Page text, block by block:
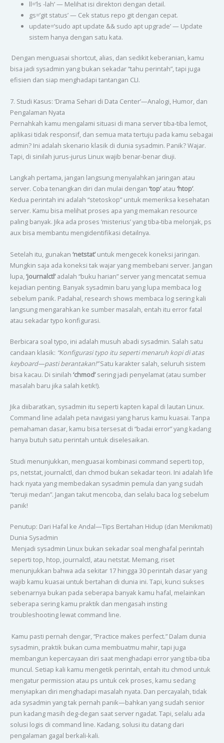
ll=’ls -lah’ — Melihat isi direktori dengan detail.
gs=’git status’ — Cek status repo git dengan cepat.
update=’sudo apt update && sudo apt upgrade’ — Update
sistem hanya dengan satu kata.
Dengan menguasai shortcut, alias, dan sedikit keberanian, kamu
bisa jadi sysadmin yang bukan sekadar “tahu perintah”, tapi juga
efisien dan siap menghadapi tantangan CLI.
7. Studi Kasus: ‘Drama Sehari di Data Center’—Analogi, Humor, dan
Pengalaman Nyata
Pernahkah kamu mengalami situasi di mana server tiba-tiba lemot,
aplikasi tidak responsif, dan semua mata tertuju pada kamu sebagai
admin? Ini adalah skenario klasik di dunia sysadmin. Panik? Wajar.
Tapi, di sinilah jurus-jurus Linux wajib benar-benar diuji.
Langkah pertama, jangan langsung menyalahkan jaringan atau
server. Coba tenangkan diri dan mulai dengan ‘top’atau ‘htop’.
Kedua perintah ini adalah “stetoskop” untuk memeriksa kesehatan
server. Kamu bisa melihat proses apa yang memakan resource
paling banyak. Jika ada proses ‘misterius’ yang tiba-tiba melonjak, ps
aux bisa membantu mengidentifikasi detailnya.
Setelah itu, gunakan ‘netstat’untuk mengecek koneksi jaringan.
Mungkin saja ada koneksi tak wajar yang membebani server. Jangan
lupa, ‘journalctl’adalah “buku harian” server yang mencatat semua
kejadian penting. Banyak sysadmin baru yang lupa membaca log
sebelum panik. Padahal, research shows membaca log sering kali
langsung mengarahkan ke sumber masalah, entah itu error fatal
atau sekadar typo konfigurasi.
Berbicara soal typo, ini adalah musuh abadi sysadmin. Salah satu
candaan klasik: “Konfigurasi typo itu seperti menaruh kopi di atas
keyboard—pasti berantakan!”Satu karakter salah, seluruh sistem
bisa kacau. Di sinilah ‘chmod’sering jadi penyelamat (atau sumber
masalah baru jika salah ketik!).
Jika diibaratkan, sysadmin itu seperti kapten kapal di lautan Linux.
Command line adalah peta navigasi yang harus kamu kuasai. Tanpa
pemahaman dasar, kamu bisa tersesat di “badai error” yang kadang
hanya butuh satu perintah untuk diselesaikan.
Studi menunjukkan, menguasai kombinasi command seperti top,
ps, netstat, journalctl, dan chmod bukan sekadar teori. Ini adalah life
hack nyata yang membedakan sysadmin pemula dan yang sudah
“teruji medan”. Jangan takut mencoba, dan selalu baca log sebelum
panik!
Penutup: Dari Hafal ke Andal—Tips Bertahan Hidup (dan Menikmati)
Dunia Sysadmin
Menjadi sysadmin Linux bukan sekadar soal menghafal perintah
seperti top, htop, journalctl, atau netstat. Memang, riset
menunjukkan bahwa ada sekitar 17 hingga 30 perintah dasar yang
wajib kamu kuasai untuk bertahan di dunia ini. Tapi, kunci sukses
sebenarnya bukan pada seberapa banyak kamu hafal, melainkan
seberapa sering kamu praktik dan mengasah insting
troubleshooting lewat command line.
Kamu pasti pernah dengar, “Practice makes perfect.” Dalam dunia
sysadmin, praktik bukan cuma membuatmu mahir, tapi juga
membangun kepercayaan diri saat menghadapi error yang tiba-tiba
muncul. Setiap kali kamu mengetik perintah, entah itu chmod untuk
mengatur permission atau ps untuk cek proses, kamu sedang
menyiapkan diri menghadapi masalah nyata. Dan percayalah, tidak
ada sysadmin yang tak pernah panik—bahkan yang sudah senior
pun kadang masih deg-degan saat server ngadat. Tapi, selalu ada
solusi logis di command line. Kadang, solusi itu datang dari
pengalaman gagal berkali-kali.